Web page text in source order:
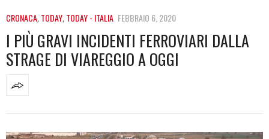
CRONACA,TODAY,TODAY - ITALIA FEBBRAIO 6, 2020
I PIÙ GRAVI INCIDENTI FERROVIARI DALLA
STRAGE DI VIAREGGIO A OGGI